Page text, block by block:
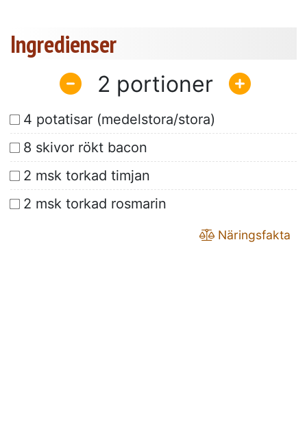
Ingredienser
2
4 potatisar (medelstora/stora)
8 skivor rökt bacon
2 msk torkad timjan
2 msk torkad rosmarin
Näringsfakta